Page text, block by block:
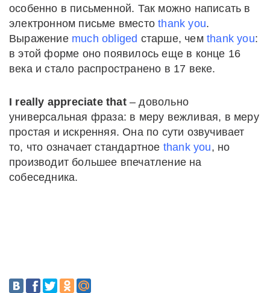
особенно в письменной. Так можно написать в
электронном письме вместоthank you.
Выражение much obliged старше, чемthank you:
в этой форме оно появилось еще в конце 16
века и стало распространено в 17 веке.
I really appreciate that– довольно
универсальная фраза: в меру вежливая, в меру
простая и искренняя. Она по сути озвучивает
то, что означает стандартное thank you, но
производит большее впечатление на
собеседника.